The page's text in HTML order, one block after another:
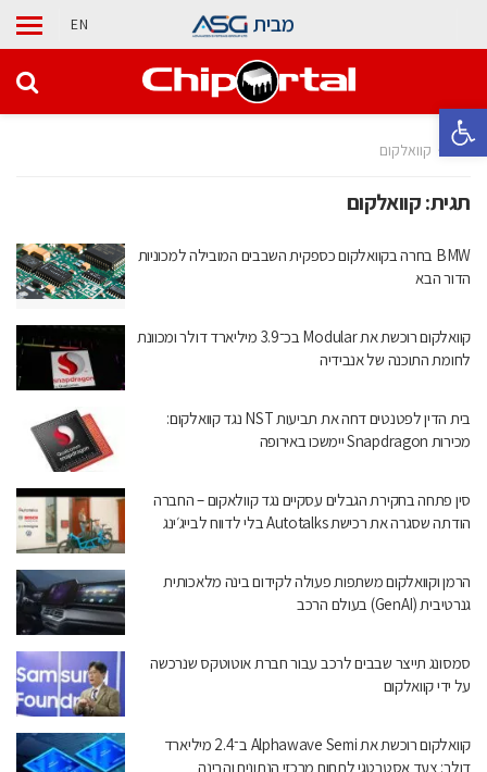
פתח סרגל נגישות
מבית EN
בית קוואלקום
תגית:קוואלקום
BMW בחרה בקוואלקום כספקית השבבים המובילה למכוניות
הדור הבא
קוואלקום רוכשת את Modular בכ־3.9 מיליארד דולר ומכוונת
לחומת התוכנה של אנבידיה
בית הדין לפטנטים דחה את תביעות NST נגד קוואלקום:
מכירות Snapdragon יימשכו באירופה
סין פתחה בחקירת הגבלים עסקיים נגד קוולאקום – החברה
הודתה שסגרה את רכישת Autotalks בלי לדווח לבייג׳ינג
הרמן וקוואלקום משתפות פעולה לקידום בינה מלאכותית
גנרטיבית (GenAI) בעולם הרכב
סמסונג תייצר שבבים לרכב עבור חברת אוטוטקס שנרכשה
על ידי קוואלקום
קוואלקום רוכשת את Alphawave Semi ב־2.4 מיליארד
דולר: צעד אסטרטגי לתחום מרכזי הנתונים והבינה